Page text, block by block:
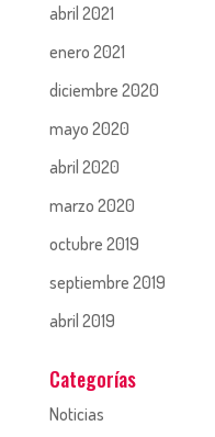
abril 2021
enero 2021
diciembre 2020
mayo 2020
abril 2020
marzo 2020
octubre 2019
septiembre 2019
abril 2019
Categorías
Noticias